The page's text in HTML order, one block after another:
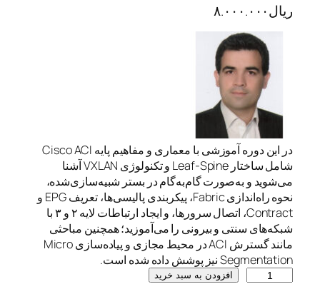
ریال۸.۰۰۰.۰۰۰
در این دوره آموزشی با معماری و مفاهیم پایه Cisco ACI
شامل ساختار Leaf-Spine و تکنولوژی VXLAN آشنا
می‌شوید و به‌صورت گام‌به‌گام در بستر شبیه‌سازی‌شده،
نحوه راه‌اندازی Fabric، پیکربندی پالیسی‌ها، تعریف EPG و
Contract، اتصال سرورها، و ایجاد ارتباطات لایه ۲ و ۳ با
شبکه‌های سنتی و بیرونی را می‌آموزید؛ همچنین مباحثی
مانند گسترش ACI در محیط مجازی و پیاده‌سازی Micro
Segmentation نیز پوشش داده شده است.
افزودن به سبد خرید